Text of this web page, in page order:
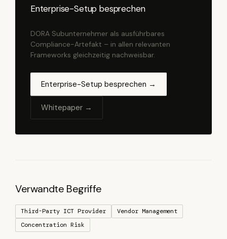
Enterprise-Setup besprechen
DORA Subunternehmer als ausführbares
Compliance-Artefakt – in allen relevanten
Frameworks gleichzeitig nachweisbar.
Enterprise-Setup besprechen →
Whitepaper →
Verwandte Begriffe
Third-Party ICT Provider
Vendor Management
Concentration Risk